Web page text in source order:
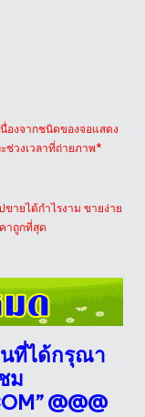
องจากชนิดของจอแสดง
ช่วงเวลาที่ถ่ายภาพ*
ายได้กำไรงาม ขายง่าย
าถูกที่สุด
ที่ได้กรุณา
ม
” @@@